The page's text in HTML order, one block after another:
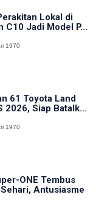
Lokal di
C10 Jadi Model P...
1970
61 Toyota Land
2026, Siap Batalk...
1970
ONE Tembus
Antusiasme